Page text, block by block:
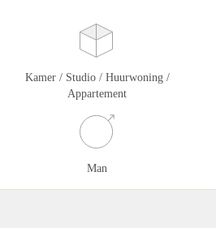
Kamer / Studio / Huurwoning /
Appartement
Man